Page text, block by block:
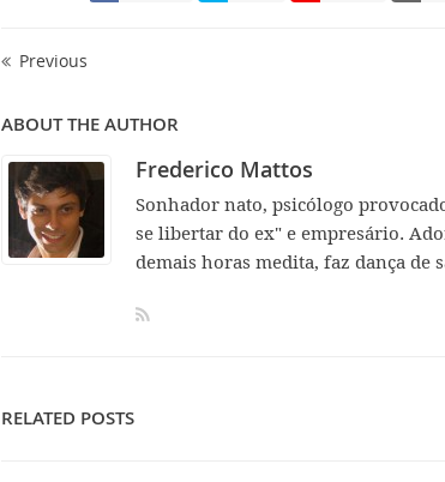
Previous
ABOUT THE AUTHOR
Frederico Mattos
Sonhador nato, psicólogo
se libertar do ex" e empresário.
demais horas medita, faz dança de
RELATED POSTS